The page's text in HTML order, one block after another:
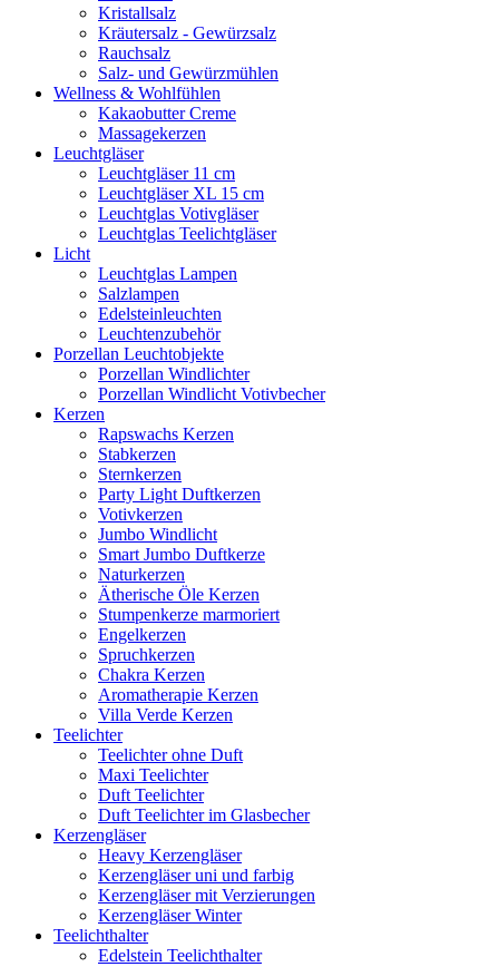
Kristallsalz
Kräutersalz - Gewürzsalz
Rauchsalz
Salz- und Gewürzmühlen
Wellness & Wohlfühlen
Kakaobutter Creme
Massagekerzen
Leuchtgläser
Leuchtgläser 11 cm
Leuchtgläser XL 15 cm
Leuchtglas Votivgläser
Leuchtglas Teelichtgläser
Licht
Leuchtglas Lampen
Salzlampen
Edelsteinleuchten
Leuchtenzubehör
Porzellan Leuchtobjekte
Porzellan Windlichter
Porzellan Windlicht Votivbecher
Kerzen
Rapswachs Kerzen
Stabkerzen
Sternkerzen
Party Light Duftkerzen
Votivkerzen
Jumbo Windlicht
Smart Jumbo Duftkerze
Naturkerzen
Ätherische Öle Kerzen
Stumpenkerze marmoriert
Engelkerzen
Spruchkerzen
Chakra Kerzen
Aromatherapie Kerzen
Villa Verde Kerzen
Teelichter
Teelichter ohne Duft
Maxi Teelichter
Duft Teelichter
Duft Teelichter im Glasbecher
Kerzengläser
Heavy Kerzengläser
Kerzengläser uni und farbig
Kerzengläser mit Verzierungen
Kerzengläser Winter
Teelichthalter
Edelstein Teelichthalter